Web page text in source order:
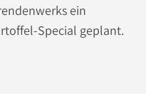
ein
Special geplant.